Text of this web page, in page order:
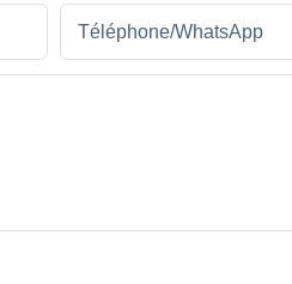
Téléphone/WhatsApp